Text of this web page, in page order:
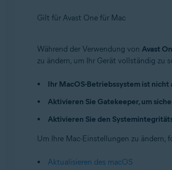
Gilt für Avast One für Mac
Produkte:
Apple macOS 13.x (Ventura)
Apple macOS 11.x (Big Sur)
Während der Verwendung von Avast
zu ändern, um Ihr Gerät vollständig zu
Ihr MacOS-Betriebssystem ist nicht
Aktivieren Sie Gatekeeper, um
Aktivieren Sie den
Um Ihre Mac-Einstellungen zu
Aktualisieren des macOS